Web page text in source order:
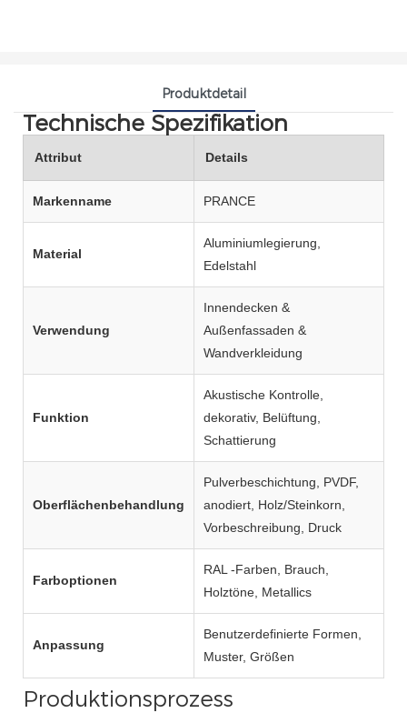
Produktdetail
Technische Spezifikation
Attribut Details
Markenname PRANCE
Material
Aluminiumlegierung,
Edelstahl
Verwendung
Innendecken &
Außenfassaden &
Wandverkleidung
Funktion
Akustische Kontrolle,
dekorativ, Belüftung,
Schattierung
Oberflächenbehandlung
Pulverbeschichtung, PVDF,
anodiert, Holz/Steinkorn,
Vorbeschreibung, Druck
Farboptionen
RAL -Farben, Brauch,
Holztöne, Metallics
Anpassung
Benutzerdefinierte Formen,
Muster, Größen
Produktionsprozess